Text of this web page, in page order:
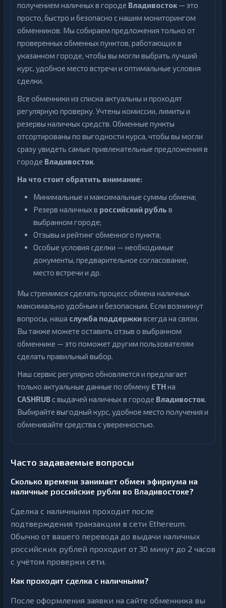
получением наличных в городе Владивосток — это
просто, быстро и безопасно с нашим мониторингом
обменников. Мы собираем предложения только от
проверенных обменных пунктов, работающих в
указанном городе, чтобы вы могли выбрать лучший
курс, удобное место встречи и оптимальные условия
сделки.
Все обменники из списка актуальны и проходят
регулярную проверку. Учтены комиссии, лимиты и
резервы наличных средств. Обменные пункты
отсортированы по выгодности курса, чтобы вы могли
сразу увидеть самые привлекательные предложения в
городе Владивосток.
На что стоит обратить внимание:
Минимальные и максимальные суммы обмена;
Резерв наличных в российский рубль в
выбранном городе;
Отзывы и рейтинг обменного пункта;
Особые условия сделки — необходимые
документы, предварительное согласование,
место встречи и др.
Мы стремимся сделать процесс обмена наличных
максимально удобным и безопасным. Если возникнут
вопросы, наша служба поддержкивсегда на связи.
Вы также можете оставить отзыв о выбранном
обменнике — это поможет другим пользователям
сделать правильный выбор.
Наш сервис регулярно обновляется и предлагает
только актуальные данные по обмену ETHна
CASHRUBс выдачей наличных в городе Владивосток.
Выбирайте выгодный курс, удобное место получения и
обменивайте средства с уверенностью.
Часто задаваемые вопросы
Сколько времени занимает обмен эфириума на
наличные российские рубли во Владивостоке?
Сделка с наличными проходит после
подтверждения транзакции в сети Ethereum.
Обычно от вашего перевода до выдачи наличных
российских рублей проходит от 30 минут до 2 часов
с учётом проверки сети.
Как проходит сделка с наличными?
После оформления заявки на сайте обменника вы